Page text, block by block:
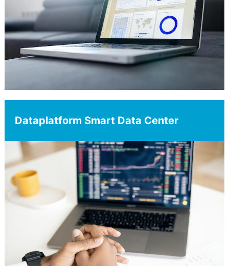
Dataplatform Smart Data Center